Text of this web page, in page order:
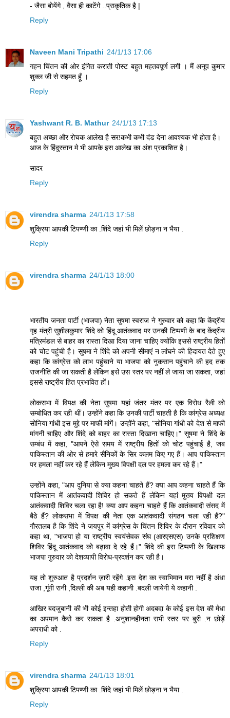
- जैसा बोयेंगे , वैसा ही काटेंगे ..प्राकृतिक है |
Reply
Naveen Mani Tripathi 24/1/13 17:06
गहन चिंतन की ओर इंगित कराती पोस्ट बहुत महतवपूर्ण लगी । मैं अनूप कुमार
शुक्ल जी से सहमत हूँ ।
Reply
Yashwant R. B. Mathur 24/1/13 17:13
बहुत अच्छा और रोचक आलेख है सर!कभी कभी दंड देना आवश्यक भी होता है।
आज के हिंदुस्तान मे भी आपके इस आलेख का अंश प्रकाशित है।
सादर
Reply
virendra sharma 24/1/13 17:58
शुक्रिया आपकी टिपण्णी का .शिंदे जहां भी मिलें छोड़ना न भैया .
Reply
virendra sharma 24/1/13 18:00
भारतीय जनता पार्टी (भाजपा) नेता सुषमा स्वराज ने गुरुवार को कहा कि केंद्रीय
गृह मंत्री सुशीलकुमार शिंदे को हिंदू आतंकवाद पर उनकी टिप्पणी के बाद केंद्रीय
मंत्रिमंडल से बाहर का रास्ता दिखा दिया जाना चाहिए क्योंकि इससे राष्ट्रीय हितों
को चोट पहुंची है। सुषमा ने शिंदे को अपनी सीमाएं न लांघने की हिदायत देते हुए
कहा कि कांग्रेस को लाभ पहुंचाने या भाजपा को नुकसान पहुंचाने की हद तक
राजनीति की जा सकती है लेकिन इसे उस स्तर पर नहीं ले जाया जा सकता, जहां
इससे राष्ट्रीय हित प्रभावित हों।
लोकसभा में विपक्ष की नेता सुषमा यहां जंतर मंतर पर एक विरोध रैली को
सम्बोधित कर रही थीं। उन्होंने कहा कि उनकी पार्टी चाहती है कि कांग्रेस अध्यक्ष
सोनिया गांधी इस मुद्दे पर माफी मांगें। उन्होंने कहा, "सोनिया गांधी को देश से माफी
मांगनी चाहिए और शिंदे को बाहर का रास्ता दिखाना चाहिए।" सुषमा ने शिंदे के
सम्बंध में कहा, "आपने ऐसे समय में राष्ट्रीय हितों को चोट पहुंचाई है, जब
पाकिस्तान की ओर से हमारे सैनिकों के सिर कलम किए गए हैं। आप पाकिस्तान
पर हमला नहीं कर रहे हैं लेकिन मुख्य विपक्षी दल पर हमला कर रहे हैं।"
उन्होंने कहा, "आप दुनिया से क्या कहना चाहते हैं? क्या आप कहना चाहते हैं कि
पाकिस्तान में आतंकवादी शिविर हो सकते हैं लेकिन यहां मुख्य विपक्षी दल
आतंकवादी शिविर चला रहा है! क्या आप कहना चाहते हैं कि आतंकवादी संसद में
बैठे हैं? लोकसभा में विपक्ष की नेता एक आतंकवादी संगठन चला रही हैं?"
गौरतलब है कि शिंदे ने जयपुर में कांग्रेस के चिंतन शिविर के दौरान रविवार को
कहा था, "भाजपा हो या राष्ट्रीय स्वयंसेवक संघ (आरएसएस) उनके प्रशिक्षण
शिविर हिंदू आतंकवाद को बढ़ावा दे रहे हैं।" शिंदे की इस टिप्पणी के खिलाफ
भाजपा गुरुवार को देशव्यापी विरोध-प्रदर्शन कर रही है।
यह तो शुरुआत है प्रदर्शन ज़ारी रहेंगे .इस देश का स्वाभिमान मरा नहीं है अंधा
राजा ,गूंगी रानी ,दिल्ली की अब यही कहानी .बदली जायेगी ये कहानी .
आखिर बदजुबानी की भी कोई इन्तहा होती होगी अदबदा के कोई इस देश की मेधा
का अपमान कैसे कर सकता है .अनुशानहीनता सभी स्तर पर बुरी .न छोड़ें
अपराधी को .
Reply
virendra sharma 24/1/13 18:01
शुक्रिया आपकी टिपण्णी का .शिंदे जहां भी मिलें छोड़ना न भैया .
Reply